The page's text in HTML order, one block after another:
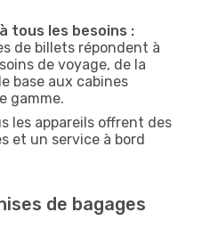
tous les besoins :
de billets répondent à
de voyage, de la
base aux cabines
gamme.
les appareils offrent des
et un service à bord
de bagages